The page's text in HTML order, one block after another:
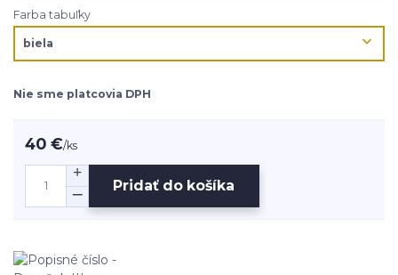
Farba tabuľky
Nie sme platcovia DPH
40 €/ks
Pridať do košíka